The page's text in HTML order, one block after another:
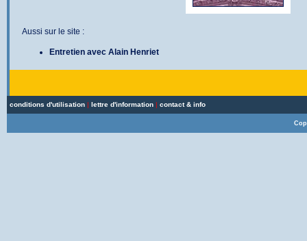
Aussi sur le site :
Entretien avec Alain Henriet
conditions d'utilisation | lettre d'information | contact & info